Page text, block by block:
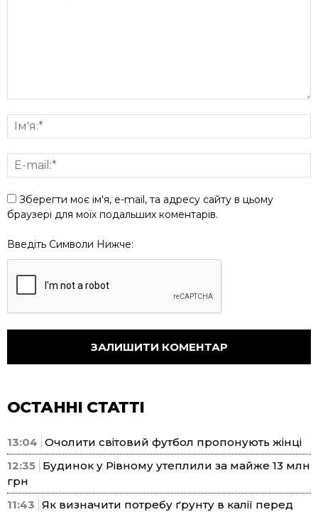
Зберегти моє ім'я, e-mail, та адресу сайту в цьому
браузері для моїх подальших коментарів.
Введіть Символи Нижче:
ОСТАННІ СТАТТІ
13:04 Очолити світовий футбол пропонують жінці
12:35 Будинок у Рівному утеплили за майже 13 млн
грн
11:43 Як визначити потребу ґрунту в калії перед